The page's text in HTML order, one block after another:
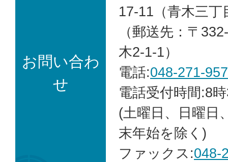
お問い合わ
せ
17-11（青木三丁
（郵送先：〒
木2-1-1）
電話:048-271-
電話受付時間:8
(土曜日、日曜日
末年始を除く)
ファックス:048-